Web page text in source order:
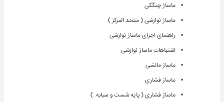
ماساژ چنگکی
ماساژ نوازشی ( متحد المرکز )
راهنمای اجرای ماساژ نوازشی
اشتباهات ماساژ نوازشی
ماساژ مالشی
ماساژ فشاری
ماساژ فشاری ( پایه شست و سبابه )